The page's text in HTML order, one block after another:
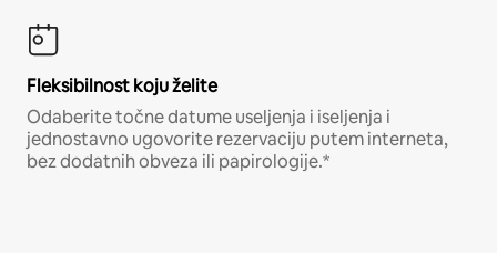
Fleksibilnost koju želite
Odaberite točne datume useljenja i iseljenja i
jednostavno ugovorite rezervaciju putem interneta,
bez dodatnih obveza ili papirologije.*